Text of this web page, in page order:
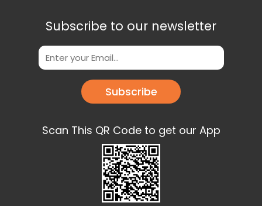
Subscribe to our newsletter
Subscribe
Scan This QR Code to get our App